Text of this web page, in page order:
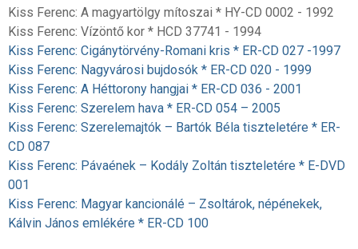
Kiss Ferenc: A magyartölgy mítoszai * HY-CD 0002 - 1992
Kiss Ferenc: Vízöntő kor * HCD 37741 - 1994
Kiss Ferenc: Cigánytörvény-Romani kris * ER-CD 027 -1997
Kiss Ferenc: Nagyvárosi bujdosók * ER-CD 020 - 1999
Kiss Ferenc: A Héttorony hangjai * ER-CD 036 - 2001
Kiss Ferenc: Szerelem hava * ER-CD 054 – 2005
Kiss Ferenc: Szerelemajtók – Bartók Béla tiszteletére * ER-
CD 087
Kiss Ferenc: Pávaének – Kodály Zoltán tiszteletére * E-DVD
001
Kiss Ferenc: Magyar kancionálé – Zsoltárok, népénekek,
Kálvin János emlékére * ER-CD 100